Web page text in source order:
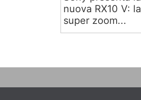
nuova RX10 V: la
super zoom...